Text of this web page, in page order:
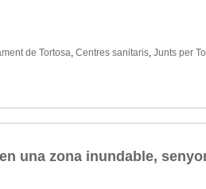
de Tortosa, Centres sanitaris, Junts per
una zona inundable,